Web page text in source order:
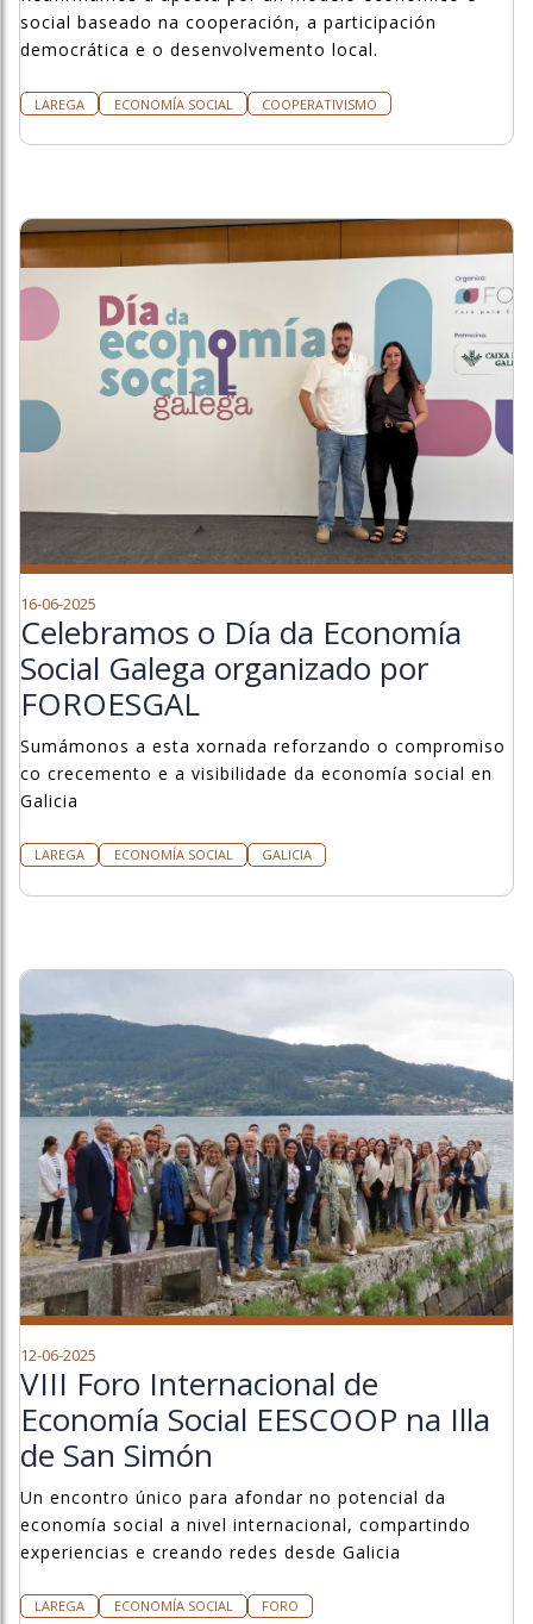
social baseado na cooperación, a participación
democrática e o desenvolvemento local.
LAREGA ECONOMÍA SOCIAL COOPERATIVISMO
16-06-2025
Celebramos o Día da Economía
Social Galega organizado por
FOROESGAL
Sumámonos a esta xornada reforzando o compromiso
co crecemento e a visibilidade da economía social en
Galicia
LAREGA ECONOMÍA SOCIAL GALICIA
12-06-2025
VIII Foro Internacional de
Economía Social EESCOOP na Illa
de San Simón
Un encontro único para afondar no potencial da
economía social a nivel internacional, compartindo
experiencias e creando redes desde Galicia
LAREGA ECONOMÍA SOCIAL FORO